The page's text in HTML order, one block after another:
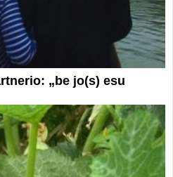
„be jo(s) esu